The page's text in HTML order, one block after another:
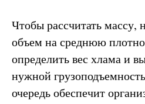
Чтобы рассчитать
объем на среднюю
определить вес хлама и
нужной
очередь обеспечит